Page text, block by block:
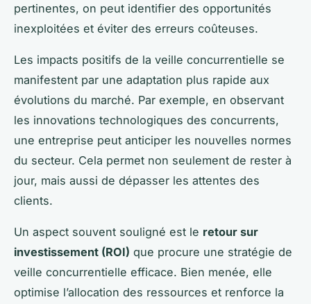
pertinentes, on peut identifier des opportunités
inexploitées et éviter des erreurs coûteuses.
Les impacts positifs de la veille concurrentielle se
manifestent par une adaptation plus rapide aux
évolutions du marché. Par exemple, en observant
les innovations technologiques des concurrents,
une entreprise peut anticiper les nouvelles normes
du secteur. Cela permet non seulement de rester à
jour, mais aussi de dépasser les attentes des
clients.
Un aspect souvent souligné est le retour sur
investissement (ROI) que procure une stratégie de
veille concurrentielle efficace. Bien menée, elle
optimise l’allocation des ressources et renforce la